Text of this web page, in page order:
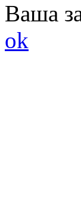
Ваша
ok